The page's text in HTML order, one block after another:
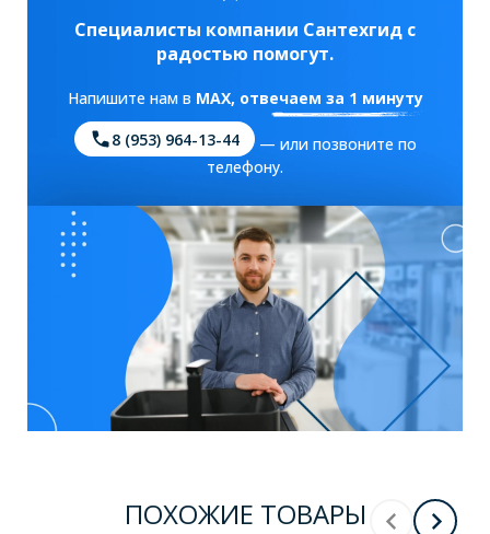
Специалисты компании Сантехгид с
радостью помогут.
Напишите нам в MAX, отвечаем за 1 минуту
8 (953) 964-13-44
— или позвоните по
телефону.
ПОХОЖИЕ ТОВАРЫ